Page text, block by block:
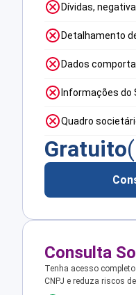
Dívidas,
Detalhamento
Dados
Informações do
Quadro
Gratuito
Consulta
Tenha acesso
CNPJ e reduza riscos